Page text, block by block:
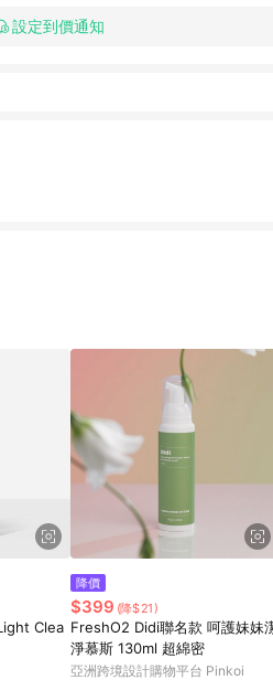
設定到價通知
Clea
降價
$399 (降$21)
FreshO2 Didi聯名款 呵護妹妹潔
淨慕斯 130ml 超綿密
亞洲跨境設計購物平台 Pinkoi